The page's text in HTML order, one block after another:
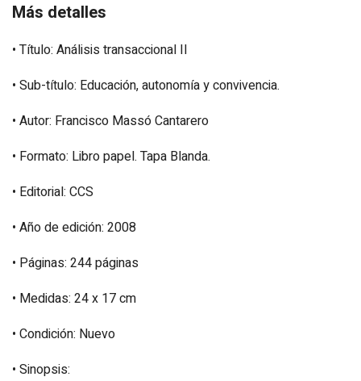
Más detalles
• Título: Análisis transaccional II
• Sub-título: Educación, autonomía y convivencia.
• Autor: Francisco Massó Cantarero
• Formato: Libro papel. Tapa Blanda.
• Editorial: CCS
• Año de edición: 2008
• Páginas: 244 páginas
• Medidas: 24 x 17cm
• Condición: Nuevo
• Sinopsis: